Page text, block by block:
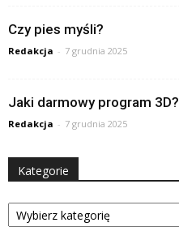
Czy pies myśli?
Redakcja - 7 grudnia 2025
Jaki darmowy program 3D?
Redakcja - 7 grudnia 2025
Kategorie
Kategorie